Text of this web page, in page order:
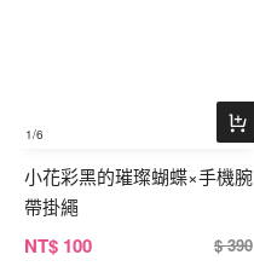
1/6
小花彩黑的璀璨蝴蝶×手機腕
帶掛繩
NT$ 100 $ 390